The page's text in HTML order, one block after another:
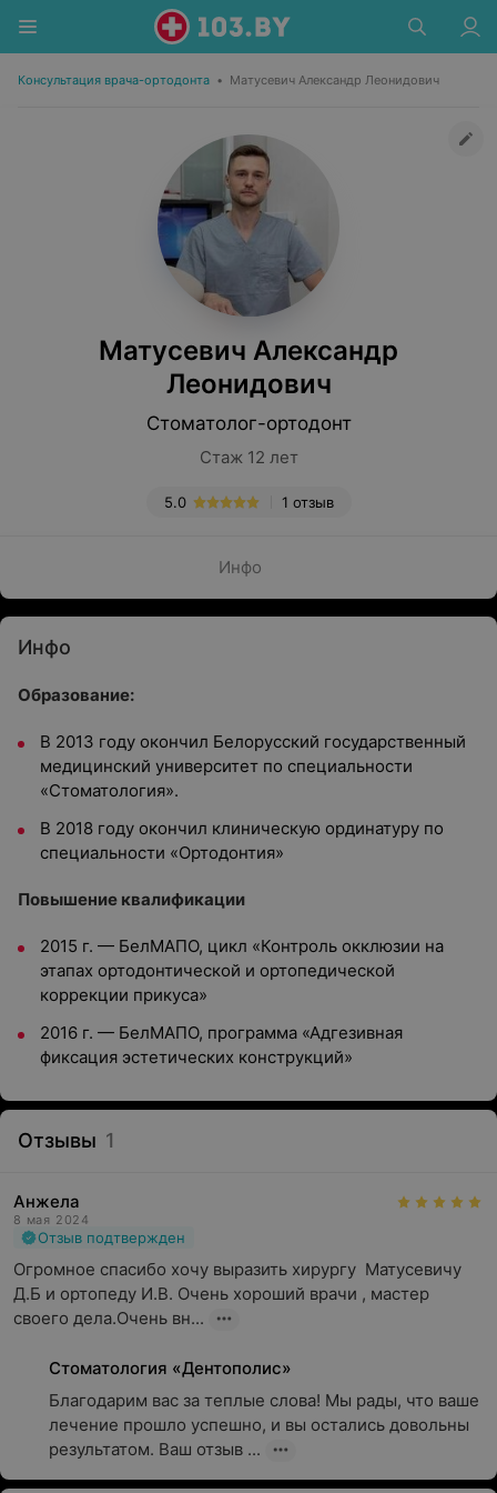
Консультация врача-ортодонта • Матусевич Александр Леонидович
Матусевич Александр
Леонидович
Стоматолог-ортодонт
Стаж 12 лет
1 отзыв
5.0
Инфо
Инфо
Образование:
В 2013 году окончил Белорусский государственный
медицинский университет по специальности
«Стоматология».
В 2018 году окончил клиническую ординатуру по
специальности «Ортодонтия»
Повышение квалификации
2015 г. — БелМАПО, цикл «Контроль окклюзии на
этапах ортодонтической и ортопедической
коррекции прикуса»
2016 г. — БелМАПО, программа «Адгезивная
фиксация эстетических конструкций»
Отзывы 1
Анжела
8 мая 2024
Отзыв подтвержден
Огромное спасибо хочу выразить хирургу  Матусевичу
Д.Б и ортопеду И.В. Очень хороший врачи , мастер
своего дела.Очень вн...
Стоматология «Дентополис»
Благодарим вас за теплые слова! Мы рады, что ваше
лечение прошло успешно, и вы остались довольны
результатом. Ваш отзыв ...